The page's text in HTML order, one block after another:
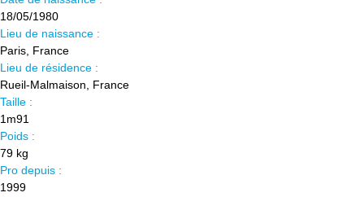
18/05/1980
Lieu de naissance :
Paris, France
Lieu de résidence :
Rueil-Malmaison, France
Taille :
1m91
Poids :
79 kg
Pro depuis :
1999